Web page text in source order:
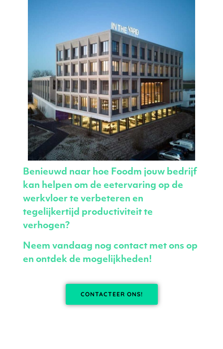
Benieuwd naar hoe Foodm jouw bedrijf
kan helpen om de eetervaring op de
werkvloer te verbeteren en
tegelijkertijd productiviteit te
verhogen?
Neem vandaag nog contact met ons op
en ontdek de mogelijkheden!
CONTACTEER ONS!